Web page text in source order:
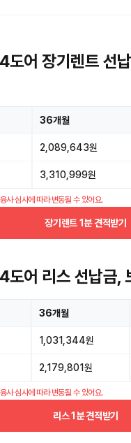
장기렌트 선납
36개월
2,089,643원
3,310,999원
사 심사에 따라 변동될 수 있어요.
장기렌트 1분 견적받기
리스 선납금,
36개월
1,031,344원
2,179,801원
사 심사에 따라 변동될 수 있어요.
리스 1분 견적받기